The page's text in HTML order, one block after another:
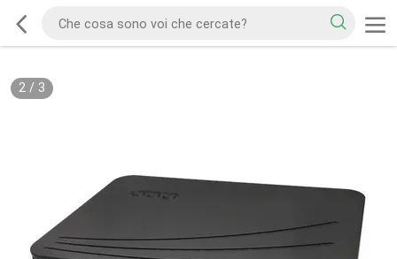
2/ 3